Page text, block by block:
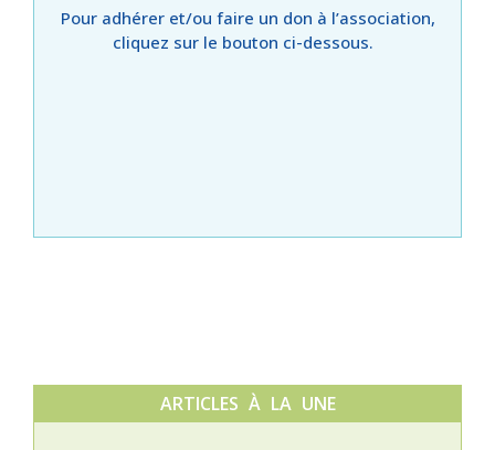
Pour adhérer et/ou faire un don à l’association,
cliquez sur le bouton ci-dessous.
ARTICLES À LA UNE